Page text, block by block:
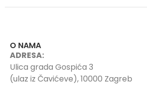
O NAMA
ADRESA:
Ulica grada Gospića 3
(ulaz iz Čavićeve), 10000 Zagreb